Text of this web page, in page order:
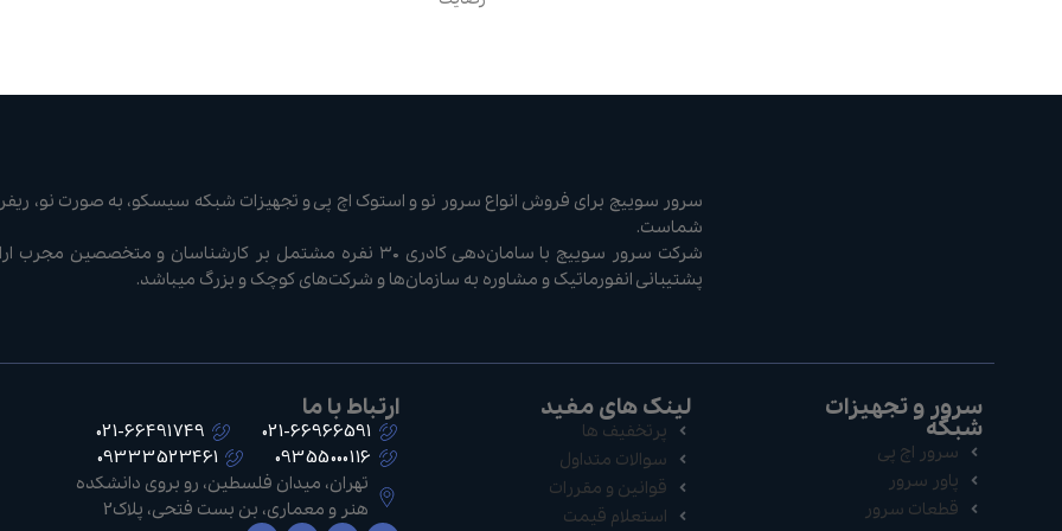
سرور سوییچ برای فروش انواع سرور نو و استوک اچ پی و تجهیزات شبکه سیسکو، به صورت نو،
شماست.
شرکت سرور سوییچ با سامان‌دهی کادری ۳۰ نفره مشتمل بر کارشناسان و
پشتیبانی انفورماتیک و مشاوره به سازمان‌ها و شرکت‌های کوچک و بزرگ میباشد.
سرور و تجهیزات
شبکه
سرور اچ پی
پاور سرور
قطعات سرور
لینک های مفید
پرتخفیف ها
سوالات متداول
قوانین و مقررات
استعلام قیمت
ارتباط با ما
021-66966591
021-66491749
09355000116
09333523461
تهران، میدان فلسطین، رو بروی دانشکده
هنر و معماری، بن بست فتحی، پلاک2